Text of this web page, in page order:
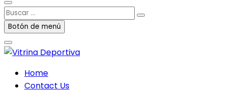
Buscar
…Botón de menú
Home
Contact Us